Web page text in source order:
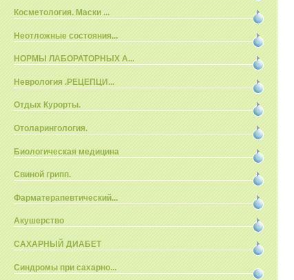
Косметология. Маски ...
Неотложные состояния...
НОРМЫ ЛАБОРАТОРНЫХ А...
Неврология .РЕЦЕПЦИ...
Отдых Курорты.
Отоларингология.
Биологическая медицина
Свиной грипп.
Фарматерапевтический...
Акушерство
САХАРНЫЙ ДИАБЕТ
Синдромы при сахарно...